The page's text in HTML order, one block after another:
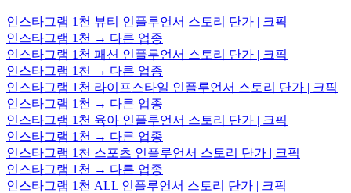
인스타그램 1천 뷰티 인플루언서 스토리 단가 | 크픽
인스타그램 1천 → 다른 업종
인스타그램 1천 패션 인플루언서 스토리 단가 | 크픽
인스타그램 1천 → 다른 업종
인스타그램 1천 라이프스타일 인플루언서 스토리 단가 | 크픽
인스타그램 1천 → 다른 업종
인스타그램 1천 육아 인플루언서 스토리 단가 | 크픽
인스타그램 1천 → 다른 업종
인스타그램 1천 스포츠 인플루언서 스토리 단가 | 크픽
인스타그램 1천 → 다른 업종
인스타그램 1천 ALL 인플루언서 스토리 단가 | 크픽